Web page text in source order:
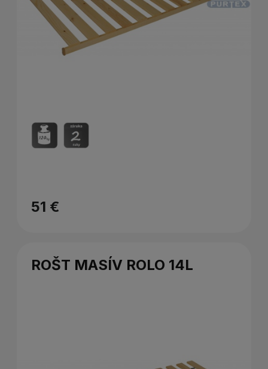
51 €
ROŠT MASÍV ROLO 14L